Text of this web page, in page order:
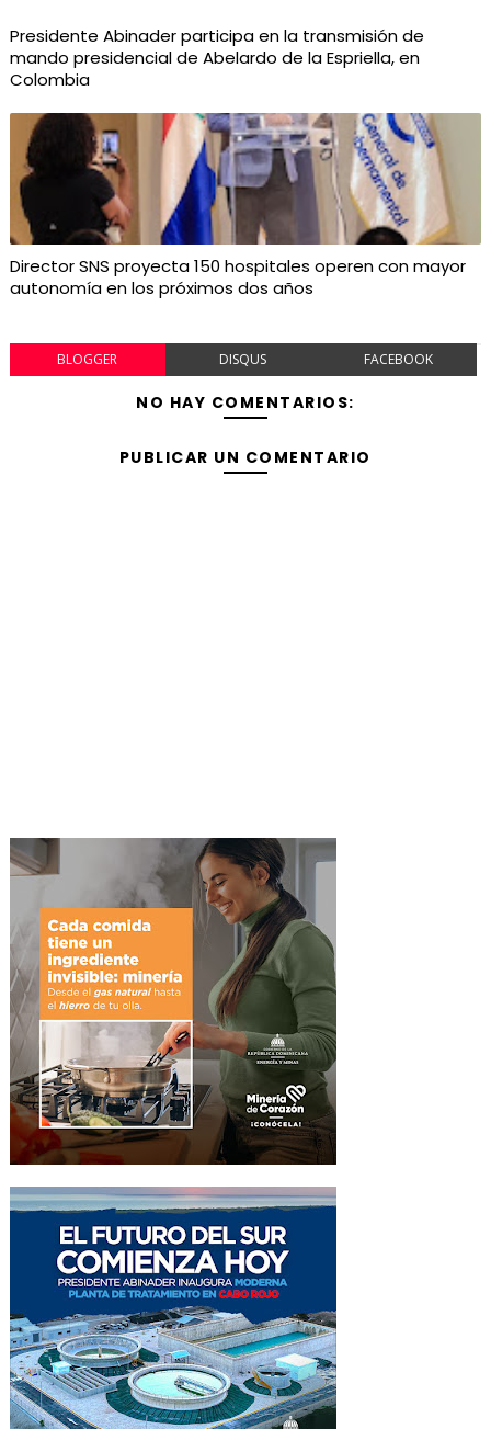
Presidente Abinader participa en la transmisión de
mando presidencial de Abelardo de la Espriella, en
Colombia
Director SNS proyecta 150 hospitales operen con mayor
autonomía en los próximos dos años
BLOGGER DISQUS FACEBOOK
NO HAY COMENTARIOS:
PUBLICAR UN COMENTARIO